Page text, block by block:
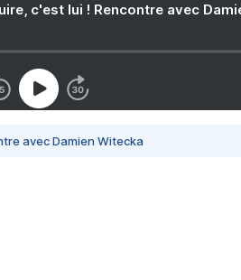
c'est lui ! Rencontre avec
avec Damien Witecka